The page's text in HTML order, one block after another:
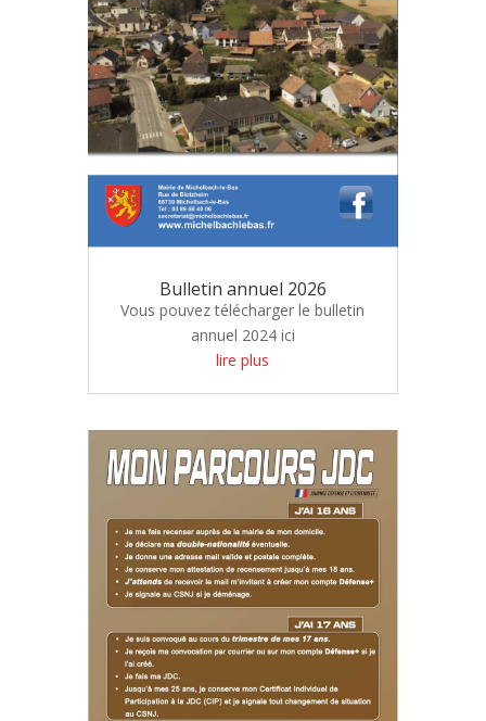
Bulletin annuel 2026
Vous pouvez télécharger le bulletin
annuel 2024 ici
lire plus